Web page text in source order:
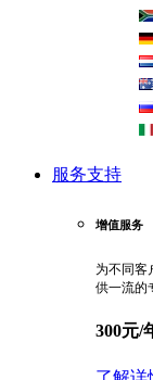
服务支持
增值服务
为不同客
供一流的
300元/